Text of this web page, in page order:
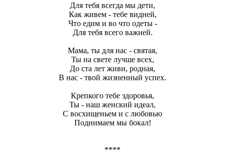
Для тебя всегда мы дети,
Как живем - тебе видней,
Что едим и во что одеты -
Для тебя всего важней.
Мама, ты для нас - святая,
Ты на свете лучше всех,
До ста лет живи, родная,
В нас - твой жизненный успех.
Крепкого тебе здоровья,
Ты - наш женский идеал,
С восхищеньем и с любовью
Поднимаем мы бокал!
****